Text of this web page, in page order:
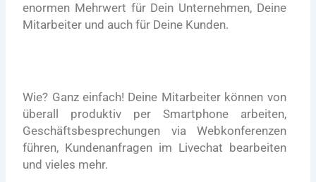
enormen Mehrwert für Dein Unternehmen, Deine
Mitarbeiter und auch für Deine Kunden.
Wie? Ganz einfach! Deine Mitarbeiter können von
überall produktiv per Smartphone arbeiten,
Geschäftsbesprechungen via Webkonferenzen
führen, Kundenanfragen im Livechat bearbeiten
und vieles mehr.